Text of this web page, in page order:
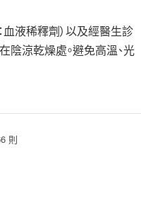
血液稀釋劑）以及經醫生診
陰涼乾燥處。避免高溫、光
則